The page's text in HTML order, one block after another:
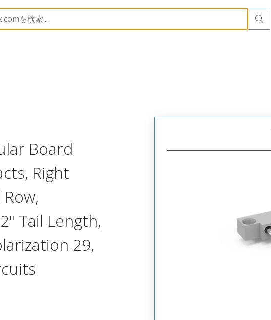
Rectangular, Plastic, 2 Row, Right Angle Board or Cable Mount Plug
Board
Right
Tail Length,
29,